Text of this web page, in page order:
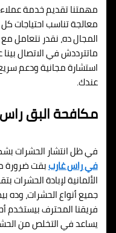
مهمتنا تقديم خدمة
معالجة تناسب احتياجات
المجال ده، نقدر نتعامل
استشارة مجانية ودعم
عندك.
مكافحة البق
في ظل انتشار الحشرات
في راس غارببقت ضرورة
الألمانية لإبادة
جميع أنواع الحشرات، وده
فريقنا المحترف بيستخدم
يساعد في التخلص من